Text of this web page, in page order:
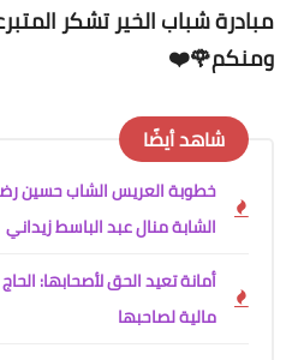
مبادرة شباب الخير تشكر
ومنكم🌹❤️
شاهد أيضًا
خطوبة العريس الشاب حسين
الشابة منال عبد الباسط زيداني
أمانة تعيد الحق لأصحابها:
مالية لصاحبها